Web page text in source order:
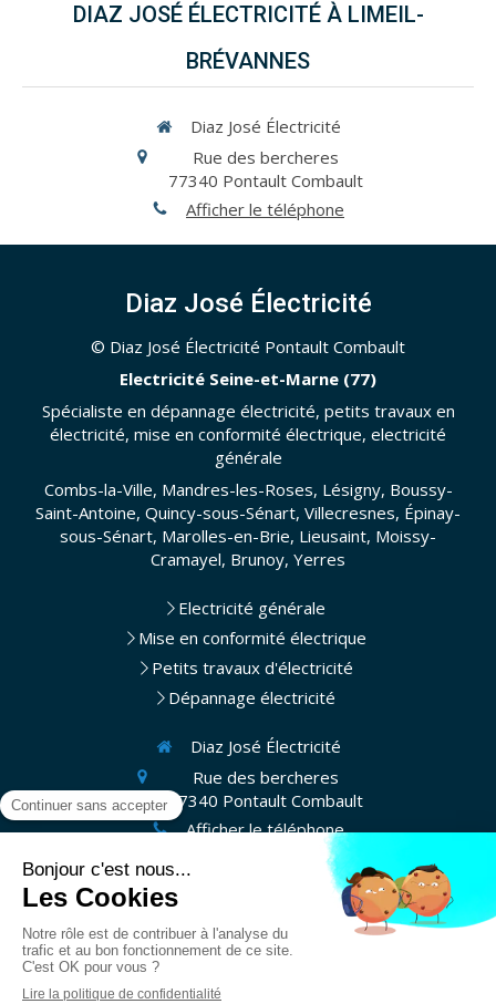
DIAZ JOSÉ ÉLECTRICITÉ À LIMEIL-
BRÉVANNES
Diaz José Électricité
Rue des bercheres
77340 Pontault Combault
Afficher le téléphone
Diaz José Électricité
© Diaz José Électricité Pontault Combault
Electricité Seine-et-Marne (77)
Spécialiste en dépannage électricité, petits travaux en
électricité, mise en conformité électrique, electricité
générale
Combs-la-Ville, Mandres-les-Roses, Lésigny, Boussy-
Saint-Antoine, Quincy-sous-Sénart, Villecresnes, Épinay-
sous-Sénart, Marolles-en-Brie, Lieusaint, Moissy-
Cramayel, Brunoy, Yerres
Electricité générale
Mise en conformité électrique
Petits travaux d'électricité
Dépannage électricité
Diaz José Électricité
Rue des bercheres
77340 Pontault Combault
Afficher le téléphone
Demander un devis
Plan du site